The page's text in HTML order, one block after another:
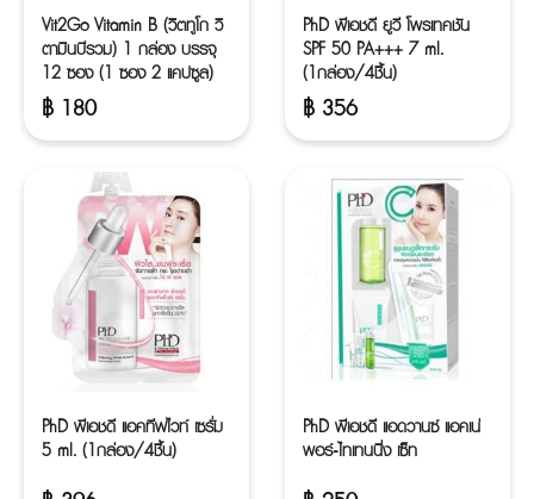
Vit2Go Vitamin B (วิตทูโก วิ
ตามินบีรวม) 1 กล่อง บรรจุ
12 ซอง (1 ซอง 2 แคปซูล)
฿ 180
PhD พีเอชดี ยูวี โพรเทคชัน
SPF 50 PA+++ 7 ml.
(1กล่อง/4ชิ้น)
฿ 356
PhD พีเอชดี แอคทีฟไวท์ เซรั่ม
5 ml. (1กล่อง/4ชิ้น)
PhD พีเอชดี แอดวานซ์ แอคเน่
พอร์-ไทเทนนิ่ง เซ็ท